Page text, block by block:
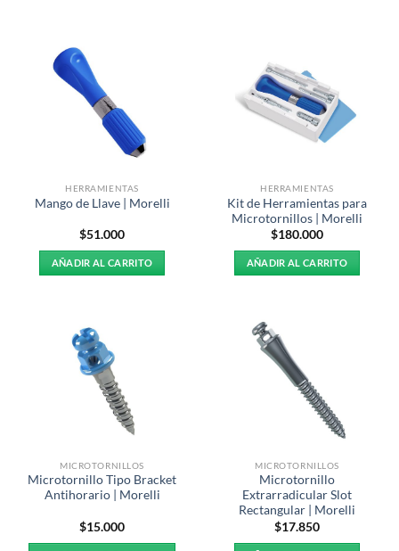
HERRAMIENTAS
Mango de Llave | Morelli
$51.000
AÑADIR AL CARRITO
HERRAMIENTAS
Kit de Herramientas para
Microtornillos | Morelli
$180.000
AÑADIR AL CARRITO
MICROTORNILLOS
Microtornillo Tipo Bracket
Antihorario | Morelli
$15.000
MICROTORNILLOS
Microtornillo
Extrarradicular Slot
Rectangular | Morelli
$17.850